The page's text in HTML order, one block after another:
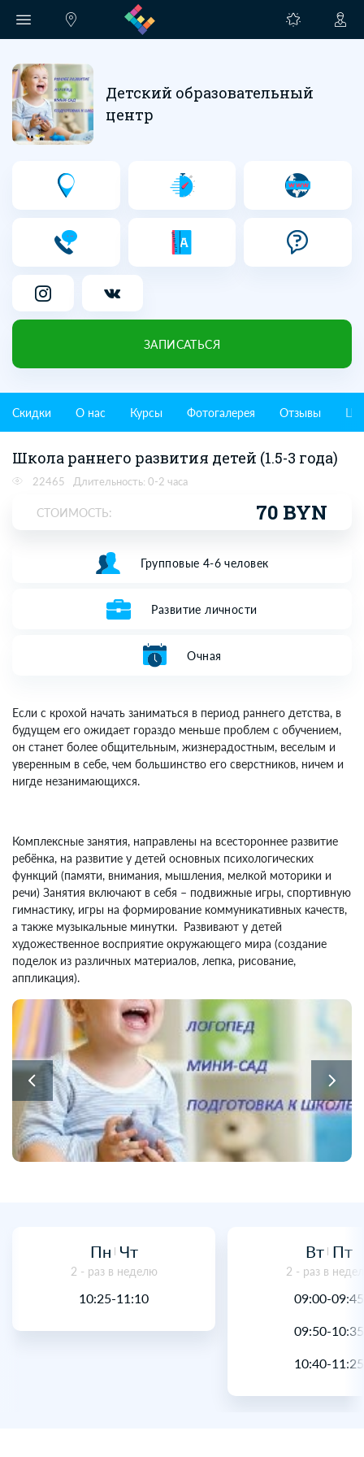
Детский образовательный
центр
ЗАПИСАТЬСЯ
Скидки О нас Курсы Фотогалерея Отзывы
Школа раннего развития детей (1.5-3 года)
22465 Длительность: 0-2 часа
СТОИМОСТЬ: 70 BYN
Групповые 4-6 человек
Развитие личности
Очная
Если с крохой начать заниматься в период раннего детства, в
будущем его ожидает гораздо меньше проблем с обучением,
он станет более общительным, жизнерадостным, веселым и
уверенным в себе, чем большинство его сверстников, ничем и
нигде незанимающихся.
Комплексные занятия, направлены на всестороннее развитие
ребёнка, на развитие у детей основных психологических
функций (памяти, внимания, мышления, мелкой моторики и
речи) Занятия включают в себя – подвижные игры, спортивную
гимнастику, игры на формирование коммуникативных качеств,
а также музыкальные минутки. Развивают у детей
художественное восприятие окружающего мира (создание
поделок из различных материалов, лепка, рисование,
аппликация).
Пн Чт
2 - раз в неделю
10:25-11:10
Вт Пт
2 - раз в
09:00-09:45
09:50-10:35
10:40-11:25